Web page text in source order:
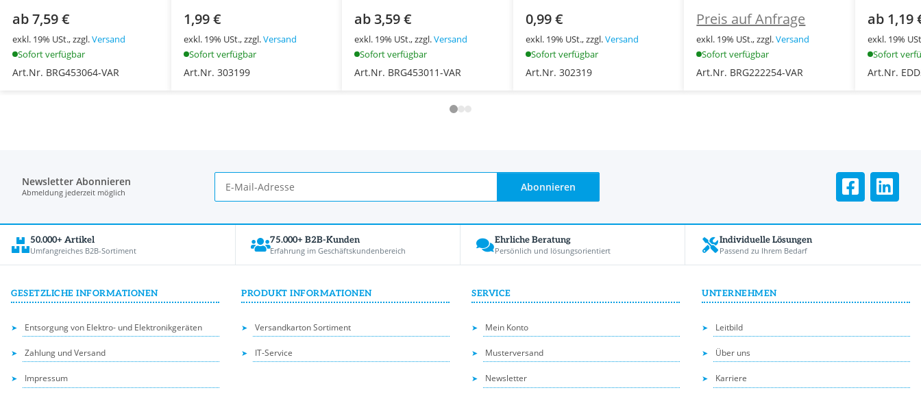
ab 7,59 €
exkl. 19% USt., zzgl.Versand
Sofort verfügbar
Art.Nr. BRG453064-VAR
1,99 €
exkl. 19% USt., zzgl.Versand
Sofort verfügbar
Art.Nr. 303199
ab 3,59 €
exkl. 19% USt., zzgl.Versand
Sofort verfügbar
Art.Nr. BRG453011-VAR
0,99 €
exkl. 19% USt., zzgl.Versand
Sofort verfügbar
Art.Nr. 302319
Preis auf Anfrage
exkl. 19% USt., zzgl.Versand
Sofort verfügbar
Art.Nr. BRG222254-VAR
ab 1,19
exkl. 19%
Sofort
Art.Nr.
Newsletter Abonnieren
Abmeldung jederzeit möglich Abonnieren
50.000+ Artikel
Umfangreiches B2B-Sortiment
75.000+ B2B-Kunden
Erfahrung im Geschäftskundenbereich
Ehrliche Beratung
Persönlich und lösungsorientiert
Individuelle Lösungen
Passend zu Ihrem Bedarf
GESETZLICHE INFORMATIONEN
Entsorgung von Elektro- und Elektronikgeräten
Zahlung und Versand
Impressum
PRODUKT INFORMATIONEN
Versandkarton Sortiment
IT-Service
SERVICE
Mein Konto
Musterversand
Newsletter
UNTERNEHMEN
Leitbild
Über uns
Karriere